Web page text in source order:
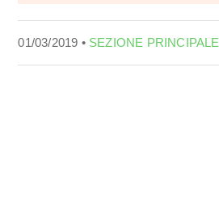
01/03/2019 • SEZIONE PRINCIPALE